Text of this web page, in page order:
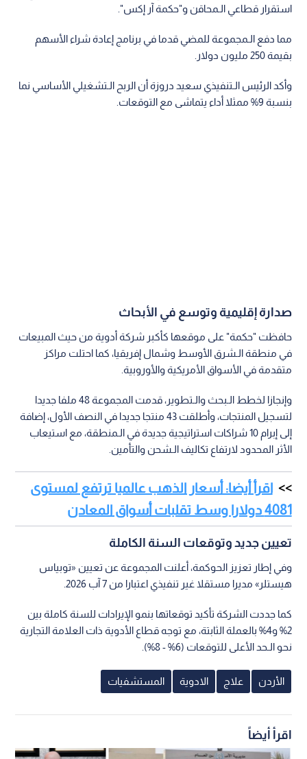
استقرار قطاعي الـمحاقن و"حكمة آر إكس".
مما دفع الـمجموعة للمضي قدما في برنامج إعادة شراء الأسهم
بقيمة 250 مليون دولار.
وأكد الرئيس الـتنفيذي سعيد دروزة أن الربح الـتشغيلي الأساسي نما
بنسبة 9% ممثلا أداء يتماشى مع التوقعات.
صدارة إقليمية وتوسع في الأبحاث
حافظت "حكمة" على موقعها كأكبر شركة أدوية من حيث المبيعات
في منطقة الـشرق الأوسط وشمال إفريقيا، كما احتلت مراكز
متقدمة في الأسواق الأمريكية والأوروبية.
وإنجازا لخطط الـبحث والـتطوير، قدمت المجموعة 48 ملفا جديدا
لتسجيل المنتجات، وأطلقت 43 منتجا جديدا في النصف الأول، إضافة
إلى إبرام 10 شراكات استراتيجية جديدة في الـمنطقة، مع استيعاب
الأثر المحدود لارتفاع تكاليف الـشحن والتأمين.
اقرأ أيضا: أسعار الذهب عالميا ترتفع لمستوى
4081 دولارا وسط تقلبات أسواق المعادن
تعيين جديد وتوقعات السنة الكاملة
وفي إطار تعزيز الحوكمة، أعلنت المجموعة عن تعيين «توبياس
هيستلر» مديرا مستقلا غير تنفيذي اعتبارا من 7 آب 2026.
كما جددت الشركة تأكيد توقعاتها بنمو الإيرادات للسنة كاملة بين
2% و4% بالعملة الثابتة، مع توجه قطاع الأدوية ذات العلامة التجارية
نحو الـحد الأعلى للتوقعات (6% - 8%).
الأردن علاج الادوية المستشفيات
اقرأ أيضاً